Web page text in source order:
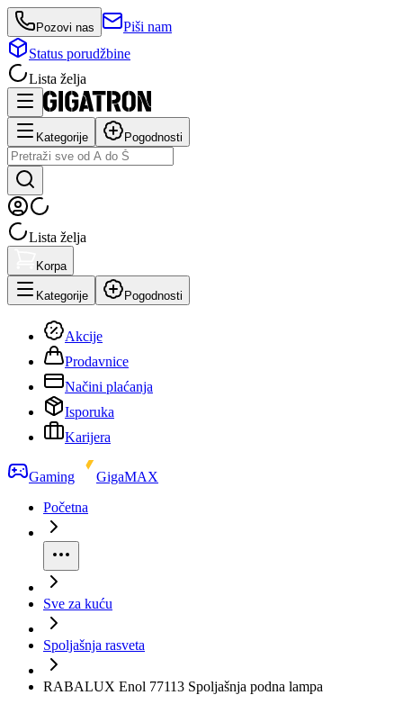
Pozovi nas
Piši nam
Status porudžbine
Lista želja
Kategorije Pogodnosti
Lista želja
Korpa
Kategorije Pogodnosti
Akcije
Prodavnice
Načini plaćanja
Isporuka
Karijera
Gaming
GigaMAX
Početna
Sve za kuću
Spoljašnja rasveta
RABALUX Enol 77113 Spoljašnja podna lampa